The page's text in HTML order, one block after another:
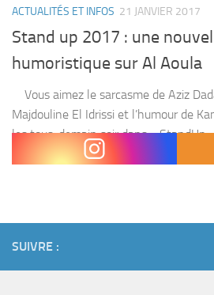
ACTUALITÉS ET INFOS 21 JANVIER 2017
Stand up 2017 : une
humoristique sur Al Aoula
Vous aimez le sarcasme de Aziz
Majdouline El Idrissi et l’humour de
les tous, demain soir dans « StandUp
de la chaîne Al Aoula...
SUIVRE :